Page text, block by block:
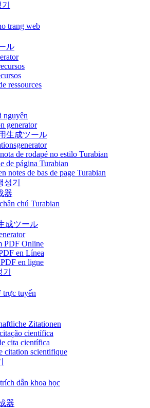
trang web
ル
ressources
nguyên
generator
生成ツール
de rodapé no estilo Turabian
de página Turabian
notes de bas de page Turabian
기
器
chú Turabian
成ツール
PDF Online
en Línea
en ligne
trực tuyến
Zitationen
científica
cita científica
citation scientifique
dẫn khoa học
器